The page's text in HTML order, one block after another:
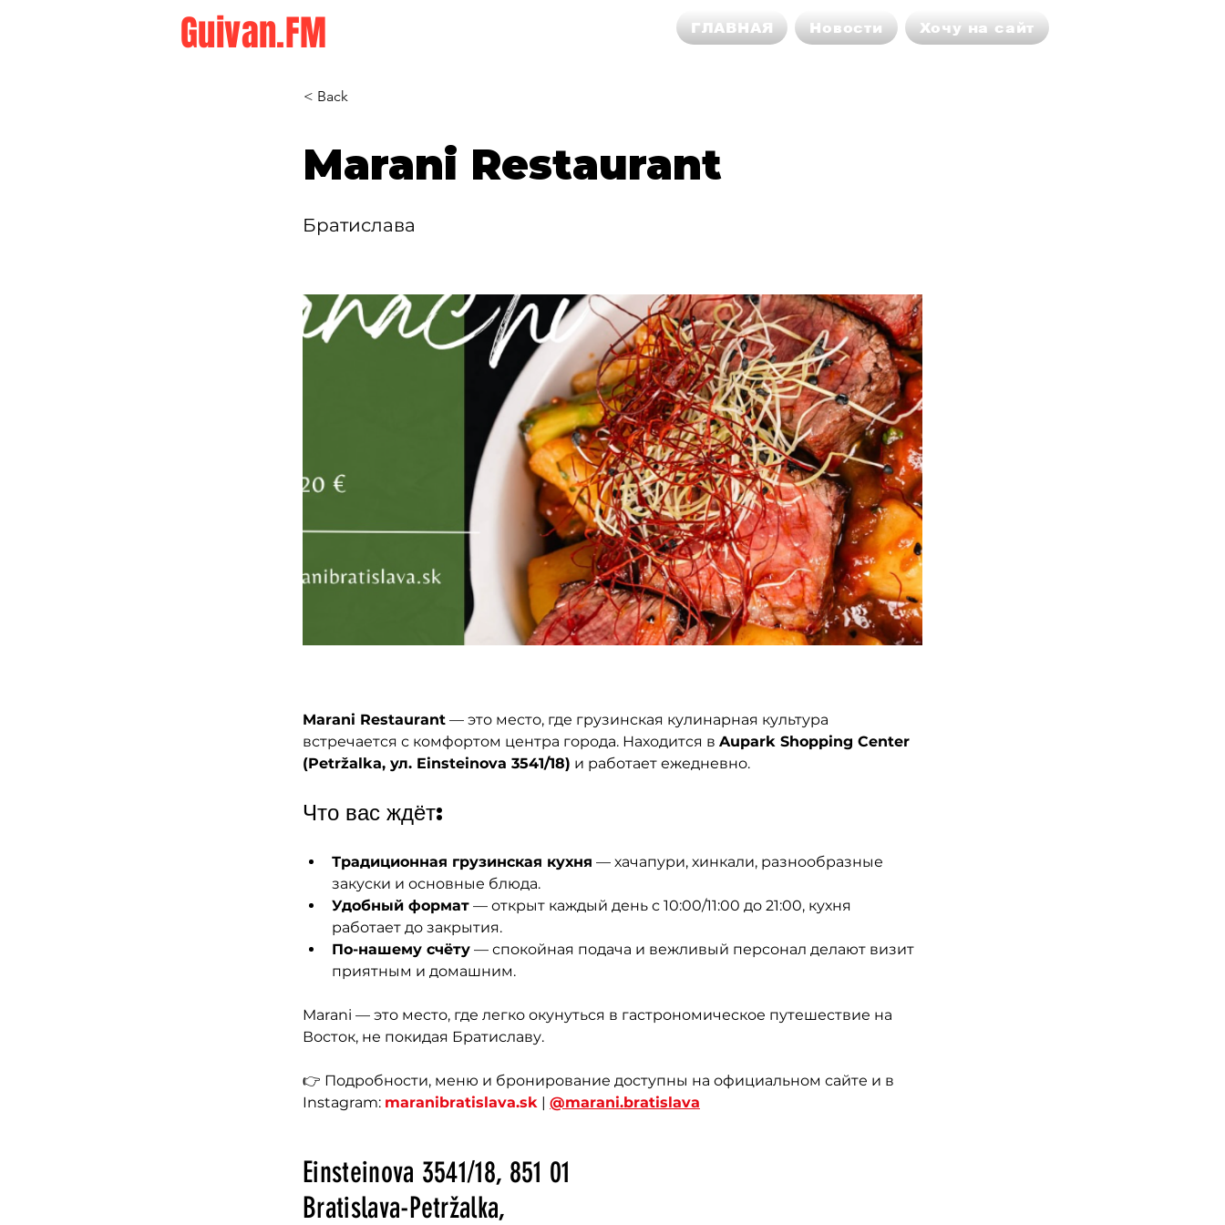
Guivan.FM ГЛАВНАЯ Новости Хочу на сайт
< Back
Marani Restaurant
Братислава
Marani Restaurant — это место, где грузинская кулинарная культура
встречается с комфортом центра города. Находится в Aupark Shopping Center
(Petržalka, ул. Einsteinova 3541/18) и работает ежедневно.
Что вас ждёт:
Традиционная грузинская кухня — хачапури, хинкали, разнообразные
закуски и основные блюда.
Удобный формат — открыт каждый день с 10:00/11:00 до 21:00, кухня
работает до закрытия.
По-нашему счёту — спокойная подача и вежливый персонал делают визит
приятным и домашним.
Marani — это место, где легко окунуться в гастрономическое путешествие на
Восток, не покидая Братиславу.
👉 Подробности, меню и бронирование доступны на официальном сайте и в
Instagram: maranibratislava.sk | @marani.bratislava
Einsteinova 3541/18, 851 01
Bratislava-Petržalka,